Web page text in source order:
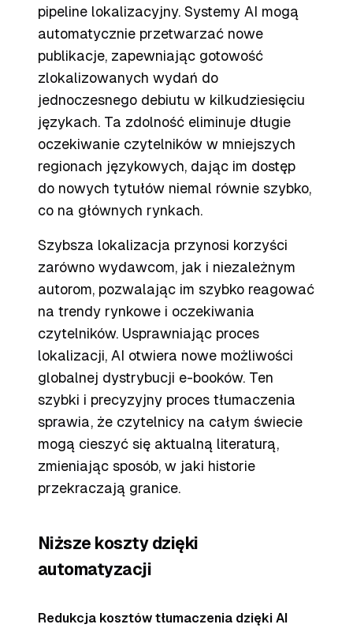
pipeline lokalizacyjny. Systemy AI mogą
automatycznie przetwarzać nowe
publikacje, zapewniając gotowość
zlokalizowanych wydań do
jednoczesnego debiutu w kilkudziesięciu
językach. Ta zdolność eliminuje długie
oczekiwanie czytelników w mniejszych
regionach językowych, dając im dostęp
do nowych tytułów niemal równie szybko,
co na głównych rynkach.
Szybsza lokalizacja przynosi korzyści
zarówno wydawcom, jak i niezależnym
autorom, pozwalając im szybko reagować
na trendy rynkowe i oczekiwania
czytelników. Usprawniając proces
lokalizacji, AI otwiera nowe możliwości
globalnej dystrybucji e-booków. Ten
szybki i precyzyjny proces tłumaczenia
sprawia, że czytelnicy na całym świecie
mogą cieszyć się aktualną literaturą,
zmieniając sposób, w jaki historie
przekraczają granice.
Niższe koszty dzięki
automatyzacji
Redukcja kosztów tłumaczenia dzięki AI